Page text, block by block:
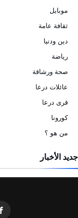
موبايل
ثقافة عامة
دين ودنيا
رياضة
صحة ورشاقة
عائلات درعا
قرى درعا
كورونا
من هو ؟
جديد الأخبار